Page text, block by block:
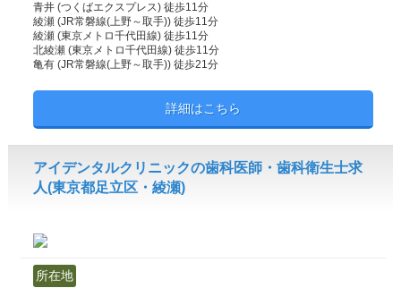
青井 (つくばエクスプレス) 徒歩11分
綾瀬 (JR常磐線(上野～取手)) 徒歩11分
綾瀬 (東京メトロ千代田線) 徒歩11分
北綾瀬 (東京メトロ千代田線) 徒歩11分
亀有 (JR常磐線(上野～取手)) 徒歩21分
詳細はこちら
アイデンタルクリニックの歯科医師・歯科衛生士求
人(東京都足立区・綾瀬)
所在地